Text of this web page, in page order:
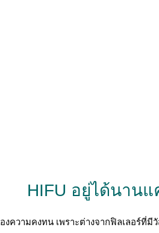
HIFU อยู่ได้นาน
ามคงทน เพราะต่างจากฟิลเลอร์ที่มีวั